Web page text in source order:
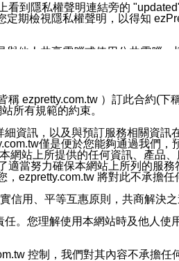
到隱私權聲明連結旁的
期檢視隱私權聲明，以得知
他人共享電腦或使用公共電腦，
料或電子郵件所指示之方法、說
可收到通知型訊息。
ezpretty.com.tw ）訂此合約(下
所有規範的約束。
資訊，以及與預訂服務相關資訊
僅是便於您能夠通過我們，
網站上所提供的任何資訊、產品
適當努力確保本網站上所列的服
ezpretty.com.tw 將對此不承擔任
信用、平等互惠原則，共商解決之
。您理解使用本網站時及他人使
控制，我們對其內容不承擔任